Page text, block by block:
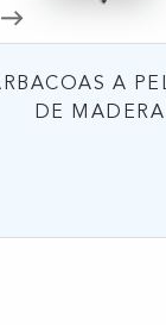
A
DE MADERA